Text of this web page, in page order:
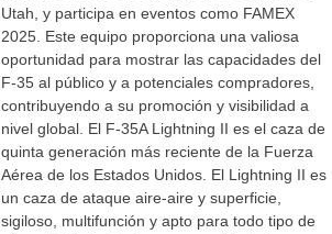
Utah, y participa en eventos como FAMEX
2025. Este equipo proporciona una valiosa
oportunidad para mostrar las capacidades del
F-35 al público y a potenciales compradores,
contribuyendo a su promoción y visibilidad a
nivel global. El F-35A Lightning II es el caza de
quinta generación más reciente de la Fuerza
Aérea de los Estados Unidos. El Lightning II es
un caza de ataque aire-aire y superficie,
sigiloso, multifunción y apto para todo tipo de